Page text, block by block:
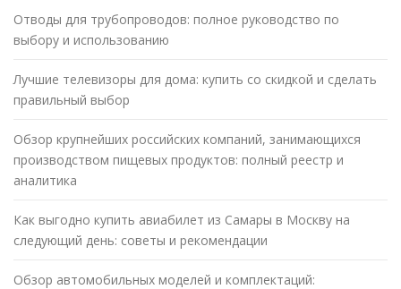
Отводы для трубопроводов: полное руководство по
выбору и использованию
Лучшие телевизоры для дома: купить со скидкой и сделать
правильный выбор
Обзор крупнейших российских компаний, занимающихся
производством пищевых продуктов: полный реестр и
аналитика
Как выгодно купить авиабилет из Самары в Москву на
следующий день: советы и рекомендации
Обзор автомобильных моделей и комплектаций: